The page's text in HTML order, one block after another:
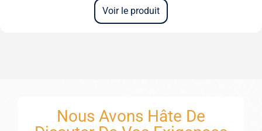
Voir le produit
Nous Avons Hâte De